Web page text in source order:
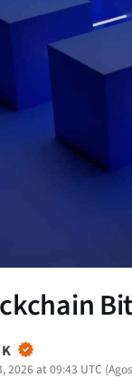
2026 at 09:43 UTC (